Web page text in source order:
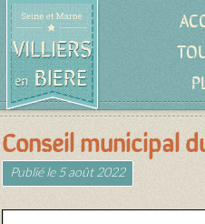
Conseil municipal
Publié le 5 août 2022